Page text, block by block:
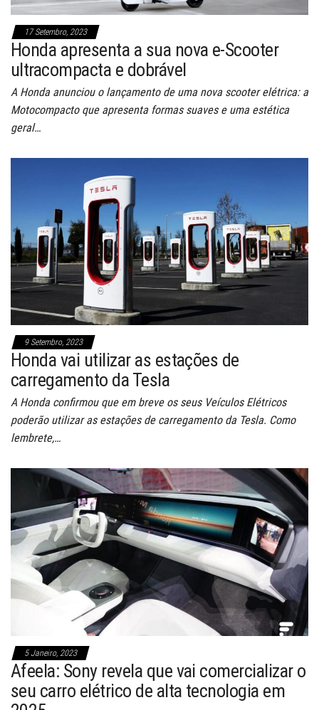
17 Setembro, 2023
Honda apresenta a sua nova e-Scooter
ultracompacta e dobrável
A Honda anunciou o lançamento de uma nova scooter elétrica: a
Motocompacto que apresenta formas suaves e uma estética
geral…
9 Setembro, 2023
Honda vai utilizar as estações de
carregamento da Tesla
A Honda confirmou que em breve os seus Veículos Elétricos
poderão utilizar as estações de carregamento da Tesla. Como
lembrete,…
5 Janeiro, 2023
Afeela: Sony revela que vai comercializar o
seu carro elétrico de alta tecnologia em